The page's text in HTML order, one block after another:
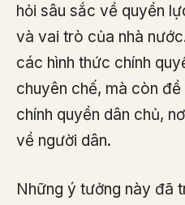
hỏi sâu sắc về quyền
và vai trò của nhà
các hình thức chính
chuyên chế, mà còn
chính quyền dân chủ,
về người dân.
Những ý tưởng này đã